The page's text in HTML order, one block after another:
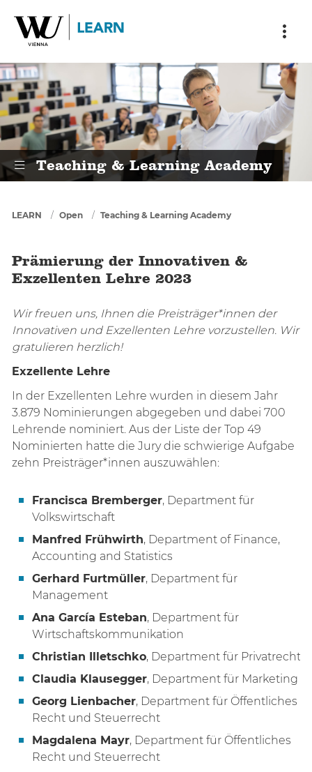
Prämierung der Innovativen &
Teaching & Learning Academy
You are here
LEARN Open Teaching & Learning Academy
Prämierung der Innovativen &
Exzellenten Lehre 2023
Wir freuen uns, Ihnen die Preisträger*innen der
Innovativen und Exzellenten Lehre vorzustellen. Wir
gratulieren herzlich!
Exzellente Lehre
In der Exzellenten Lehre wurden in diesem Jahr
3.879 Nominierungen abgegeben und dabei 700
Lehrende nominiert. Aus der Liste der Top 49
Nominierten hatte die Jury die schwierige Aufgabe
zehn Preisträger*innen auszuwählen:
Francisca Bremberger, Department für
Volkswirtschaft
Manfred Frühwirth, Department of Finance,
Accounting and Statistics
Gerhard Furtmüller, Department für
Management
Ana García Esteban, Department für
Wirtschaftskommunikation
Christian Illetschko, Department für Privatrecht
Claudia Klausegger, Department für Marketing
Georg Lienbacher, Department für Öffentliches
Recht und Steuerrecht
Magdalena Mayr, Department für Öffentliches
Recht und Steuerrecht